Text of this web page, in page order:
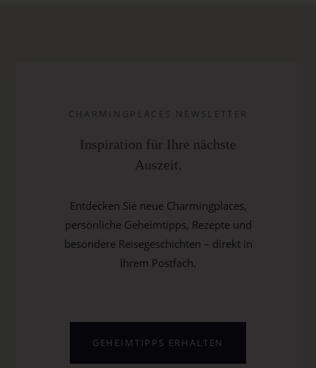
CHARMINGPLACES NEWSLETTER
Inspiration für Ihre nächste
Auszeit.
Entdecken Sie neue Charmingplaces,
persönliche Geheimtipps, Rezepte und
besondere Reisegeschichten – direkt in
Ihrem Postfach.
GEHEIMTIPPS ERHALTEN